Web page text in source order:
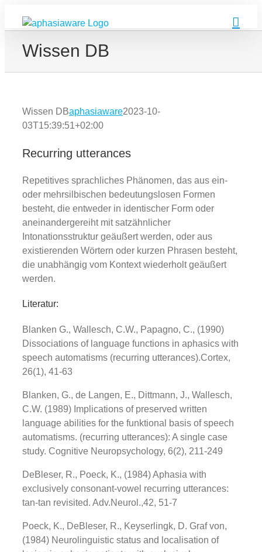
Inhalt
Wissen DB
Wissen DBaphasiaware2023-10-
03T15:39:51+02:00
Recurring utterances
Repetitives sprachliches Phänomen, das aus ein-
oder mehrsilbischen bedeutungslosen Formen
besteht, die entweder in identischer Form oder
aneinandergereiht mit satzähnlicher
Intonationsstruktur geäußert werden, oder aus
existierenden Wörtern oder kurzen Phrasen besteht,
die unabhängig vom Kontext wiederholt geäußert
werden.
Literatur:
Blanken G., Wallesch, C.W., Papagno, C., (1990)
Dissociations of language functions in aphasics with
speech automatisms (recurring utterances).Cortex,
26(1), 41-63
Blanken, G., de Langen, E., Dittmann, J., Wallesch,
C.W. (1989) Implications of preserved written
language abilities for the funktional basis of speech
automatisms. (recurring utterances): A single case
study. Cognitive Neuropsychology, 6(2), 211-249
DeBleser, R., Poeck, K., (1984) Aphasia with
exclusively consonant-vowel recurring utterances:
tan-tan revisited. Adv.Neurol.,42, 51-7
Poeck, K., DeBleser, R., Keyserlingk, D. Graf von,
(1984) Neurolinguistic status and localisation of